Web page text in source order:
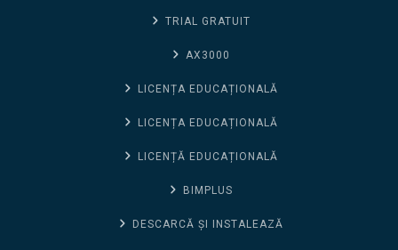
TRIAL GRATUIT
AX3000
LICENȚA EDUCAȚIONALĂ
LICENȚA EDUCAȚIONALĂ
LICENȚĂ EDUCAȚIONALĂ
BIMPLUS
DESCARCĂ ȘI INSTALEAZĂ